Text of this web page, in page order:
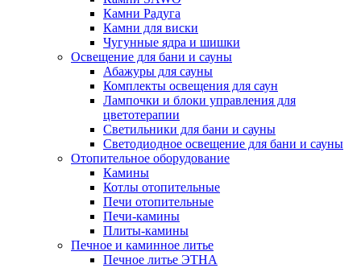
Камни Радуга
Камни для виски
Чугунные ядра и шишки
Освещение для бани и сауны
Абажуры для сауны
Комплекты освещения для саун
Лампочки и блоки управления для
цветотерапии
Светильники для бани и сауны
Светодиодное освещение для бани и сауны
Отопительное оборудование
Камины
Котлы отопительные
Печи отопительные
Печи-камины
Плиты-камины
Печное и каминное литье
Печное литье ЭТНА